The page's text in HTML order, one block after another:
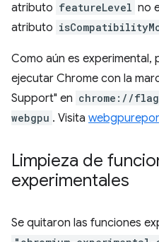
atributo featureLevel no
atributo
Como aún es experimental,
ejecutar Chrome con la
Support" en chrome://
webgpu . Visita
Limpieza de
experimentales
Se quitaron las funciones